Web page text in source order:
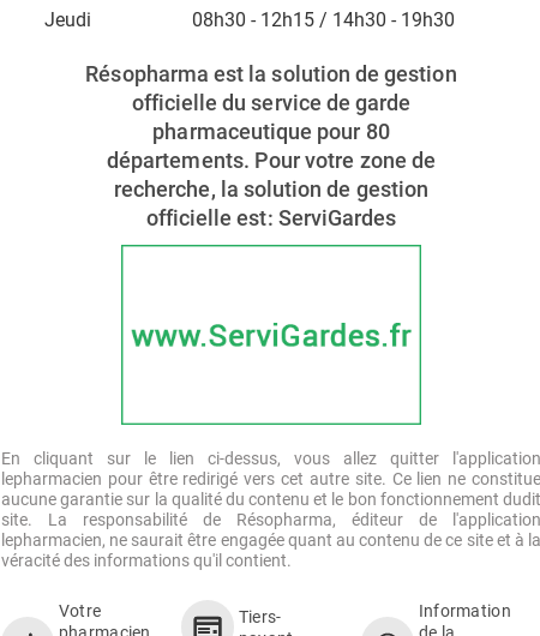
Jeudi
08h30 - 12h15 / 14h30 - 19h30
Résopharma est la solution de gestion
officielle du service de garde
pharmaceutique pour 80
départements. Pour votre zone de
recherche, la solution de gestion
officielle est: ServiGardes
En cliquant sur le lien ci-dessus, vous allez quitter l'application
lepharmacien pour être redirigé vers cet autre site. Ce lien ne constitue
aucune garantie sur la qualité du contenu et le bon fonctionnement dudit
site. La responsabilité de Résopharma, éditeur de l'application
lepharmacien, ne saurait être engagée quant au contenu de ce site et à la
véracité des informations qu'il contient.
Votre
Tiers-
Information